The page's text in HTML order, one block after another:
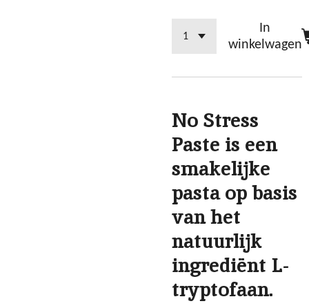
In
winkelwagen
No Stress
Paste is een
smakelijke
pasta op basis
van het
natuurlijk
ingrediënt L-
tryptofaan.